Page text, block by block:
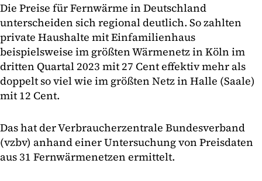
Die Preise für Fernwärme in Deutschland
unterscheiden sich regional deutlich. So zahlten
private Haushalte mit Einfamilienhaus
beispielsweise im größten Wärmenetz in Köln im
dritten Quartal 2023 mit 27 Cent effektiv mehr als
doppelt so viel wie im größten Netz in Halle (Saale)
mit 12 Cent.
Das hat der Verbraucherzentrale Bundesverband
(vzbv) anhand einer Untersuchung von Preisdaten
aus 31 Fernwärmenetzen ermittelt.